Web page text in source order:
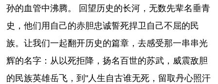
孙的血管中沸腾。 回望历史的长河，无数先辈名垂青
史，他们用自己的赤胆忠诚誓死捍卫自己不屈的民
族。让我们一起翻开历史的篇章，去感受那一串串光
辉的名字：从以死拒降，扬名百世的苏武，威震敌胆
的民族英雄岳飞，到"人生自古谁无死，留取丹心照汗